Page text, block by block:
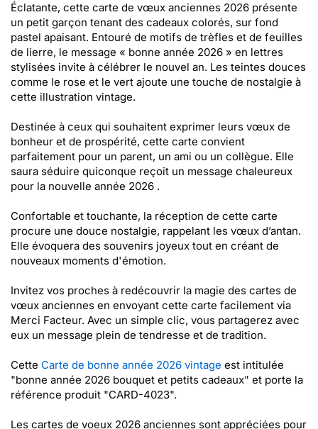
Éclatante, cette carte de vœux anciennes 2026 présente
un petit garçon tenant des cadeaux colorés, sur fond
pastel apaisant. Entouré de motifs de trèfles et de feuilles
de lierre, le message « bonne année 2026 » en lettres
stylisées invite à célébrer le nouvel an. Les teintes douces
comme le rose et le vert ajoute une touche de nostalgie à
cette illustration vintage.
Destinée à ceux qui souhaitent exprimer leurs vœux de
bonheur et de prospérité, cette carte convient
parfaitement pour un parent, un ami ou un collègue. Elle
saura séduire quiconque reçoit un message chaleureux
pour la nouvelle année 2026 .
Confortable et touchante, la réception de cette carte
procure une douce nostalgie, rappelant les vœux d’antan.
Elle évoquera des souvenirs joyeux tout en créant de
nouveaux moments d'émotion.
Invitez vos proches à redécouvrir la magie des cartes de
vœux anciennes en envoyant cette carte facilement via
Merci Facteur. Avec un simple clic, vous partagerez avec
eux un message plein de tendresse et de tradition.
Cette Carte de bonne année 2026 vintage est intitulée
"bonne année 2026 bouquet et petits cadeaux" et porte la
référence produit "CARD-4023".
Les cartes de voeux 2026 anciennes sont appréciées pour